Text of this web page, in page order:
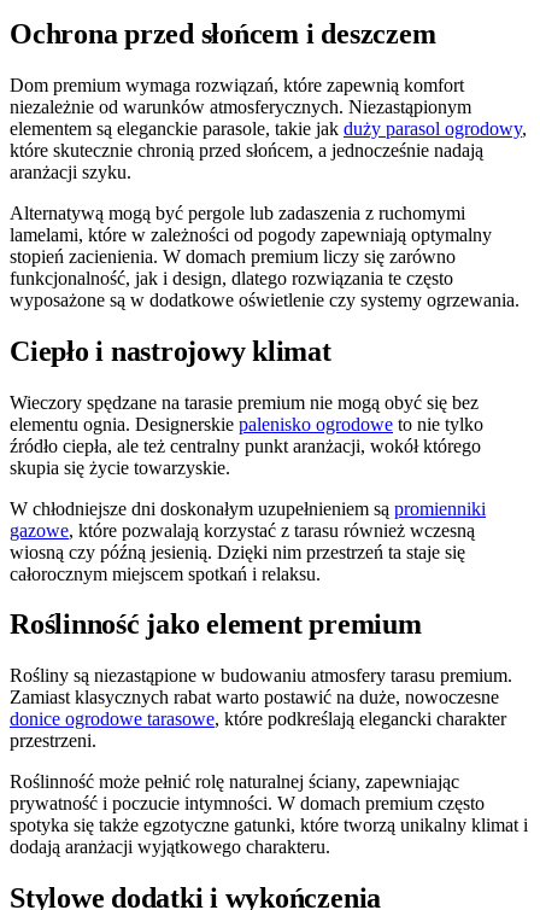
Ochrona przed słońcem i deszczem
Dom premium wymaga rozwiązań, które zapewnią komfort
niezależnie od warunków atmosferycznych. Niezastąpionym
elementem są eleganckie parasole, takie jak duży parasol ogrodowy,
które skutecznie chronią przed słońcem, a jednocześnie nadają
aranżacji szyku.
Alternatywą mogą być pergole lub zadaszenia z ruchomymi
lamelami, które w zależności od pogody zapewniają optymalny
stopień zacienienia. W domach premium liczy się zarówno
funkcjonalność, jak i design, dlatego rozwiązania te często
wyposażone są w dodatkowe oświetlenie czy systemy ogrzewania.
Ciepło i nastrojowy klimat
Wieczory spędzane na tarasie premium nie mogą obyć się bez
elementu ognia. Designerskie palenisko ogrodowe to nie tylko
źródło ciepła, ale też centralny punkt aranżacji, wokół którego
skupia się życie towarzyskie.
W chłodniejsze dni doskonałym uzupełnieniem są promienniki
gazowe, które pozwalają korzystać z tarasu również wczesną
wiosną czy późną jesienią. Dzięki nim przestrzeń ta staje się
całorocznym miejscem spotkań i relaksu.
Roślinność jako element premium
Rośliny są niezastąpione w budowaniu atmosfery tarasu premium.
Zamiast klasycznych rabat warto postawić na duże, nowoczesne
donice ogrodowe tarasowe, które podkreślają elegancki charakter
przestrzeni.
Roślinność może pełnić rolę naturalnej ściany, zapewniając
prywatność i poczucie intymności. W domach premium często
spotyka się także egzotyczne gatunki, które tworzą unikalny klimat i
dodają aranżacji wyjątkowego charakteru.
Stylowe dodatki i wykończenia